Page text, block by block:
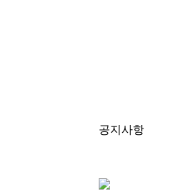
공지사항